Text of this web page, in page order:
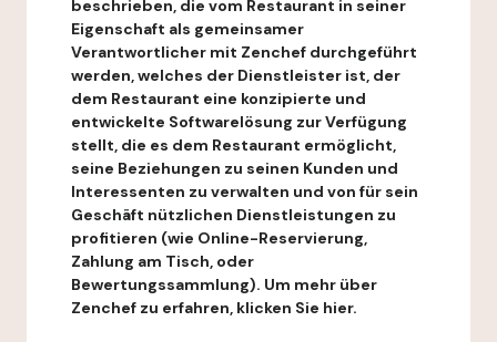
beschrieben, die vom Restaurant in seiner
Eigenschaft als gemeinsamer
Verantwortlicher mit Zenchef durchgeführt
werden, welches der Dienstleister ist, der
dem Restaurant eine konzipierte und
entwickelte Softwarelösung zur Verfügung
stellt, die es dem Restaurant ermöglicht,
seine Beziehungen zu seinen Kunden und
Interessenten zu verwalten und von für sein
Geschäft nützlichen Dienstleistungen zu
profitieren (wie Online-Reservierung,
Zahlung am Tisch, oder
Bewertungssammlung). Um mehr über
Zenchef zu erfahren, klicken Sie hier.